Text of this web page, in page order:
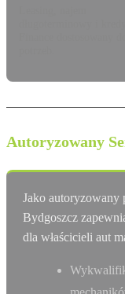
Autoryzowany
Jako
Bydgoszcz
dla właścicieli aut